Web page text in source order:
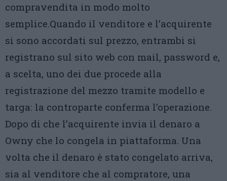
compravendita in modo molto
semplice.Quando il venditore e l’acquirente
si sono accordati sul prezzo, entrambi si
registrano sul sito web con mail, password e,
a scelta, uno dei due procede alla
registrazione del mezzo tramite modello e
targa: la controparte conferma l’operazione.
Dopo di che l’acquirente invia il denaro a
Owny che lo congela in piattaforma. Una
volta che il denaro è stato congelato arriva,
sia al venditore che al compratore, una